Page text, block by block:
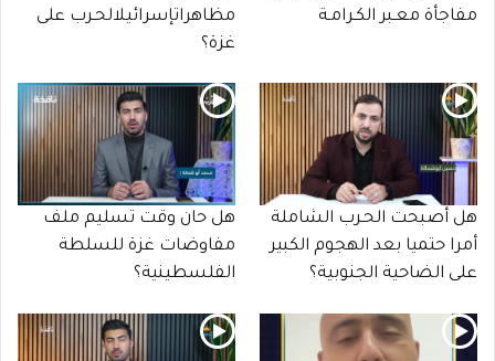
مفاجأة معـبر الكـرامـة
مظاهراتإسرائيلالحـرب على
غزة؟
هل أصبحت الحـرب الشاملة
أمرا حتميا بعد الهجوم الكبير
على الضاحية الجنوبية؟
هل حان وقت تسليم ملف
مفاوضات غزة للسلطة
الفلسطينية؟